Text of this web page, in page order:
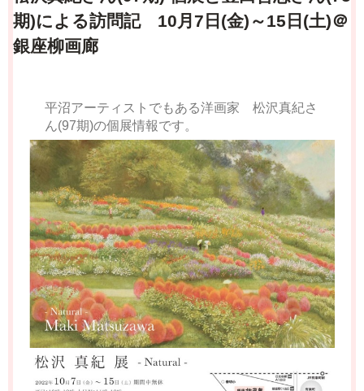
期)による訪問記 10月7日(金)～15日(土)＠
銀座柳画廊
平沼アーティストでもある洋画家 松沢真紀さ
ん(97期)の個展情報です。